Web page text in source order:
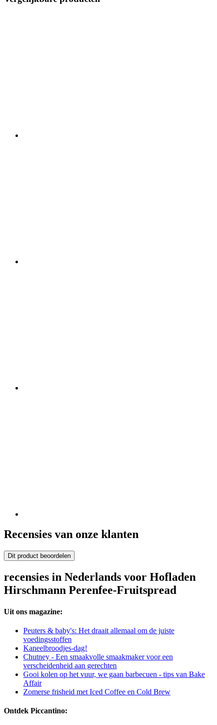
Recensies van onze klanten
Dit product beoordelen
recensies in Nederlands voor Hofladen
Hirschmann Perenfee-Fruitspread
Uit ons magazine:
Peuters & baby's: Het draait allemaal om de juiste
voedingsstoffen
Kaneelbroodjes-dag!
Chutney - Een smaakvolle smaakmaker voor een
verscheidenheid aan gerechten
Gooi kolen op het vuur, we gaan barbecuen - tips van Bake
Affair
Zomerse frisheid met Iced Coffee en Cold Brew
Ontdek Piccantino: